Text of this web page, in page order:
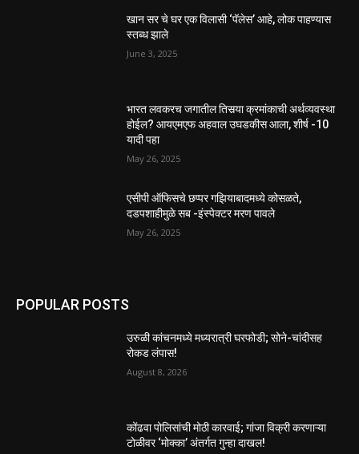
खान सर चे घर एक विलासी ‘पॅलेस’ आहे, लोक पाहण्यास
स्तब्ध झाले
June 3, 2025
भारत लवकरच जगातील तिसर्‍या क्रमांकाची अर्थव्यवस्था
होईल? आयएमएफ अहवाल उघडकीस आला, शीर्ष -10
यादी पहा
May 26, 2025
एसीपी ऑफिसचे छप्पर गझियाबादमध्ये कोसळते,
दडपशाहीमुळे सब -इंस्पेक्टर मरण पावले
May 26, 2025
POPULAR POSTS
उरुळी कांचनमध्ये मध्यरात्री घरफोडी; सोने-चांदीसह
रोकड लंपास!
August 8, 2026
कोंढवा पोलिसांची मोठी कारवाई; गांजा विक्री करणाऱ्या
टोळीवर ‘मोक्का’ अंतर्गत गुन्हा दाखल!